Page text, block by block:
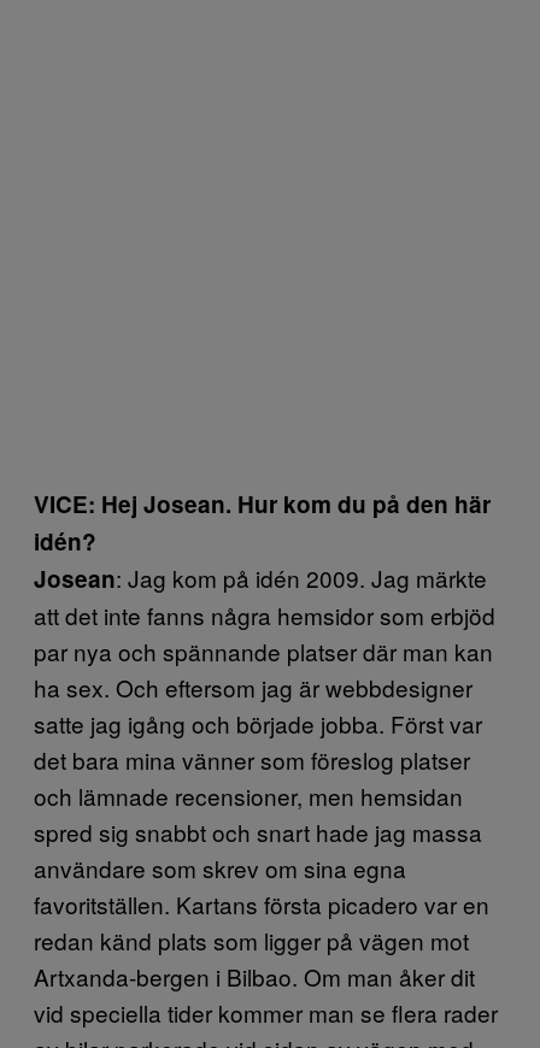
VICE: Hej Josean. Hur kom du på den här
idén?
Josean: Jag kom på idén 2009. Jag märkte
att det inte fanns några hemsidor som erbjöd
par nya och spännande platser där man kan
ha sex. Och eftersom jag är webbdesigner
satte jag igång och började jobba. Först var
det bara mina vänner som föreslog platser
och lämnade recensioner, men hemsidan
spred sig snabbt och snart hade jag massa
användare som skrev om sina egna
favoritställen. Kartans första picadero var en
redan känd plats som ligger på vägen mot
Artxanda-bergen i Bilbao. Om man åker dit
vid speciella tider kommer man se flera rader